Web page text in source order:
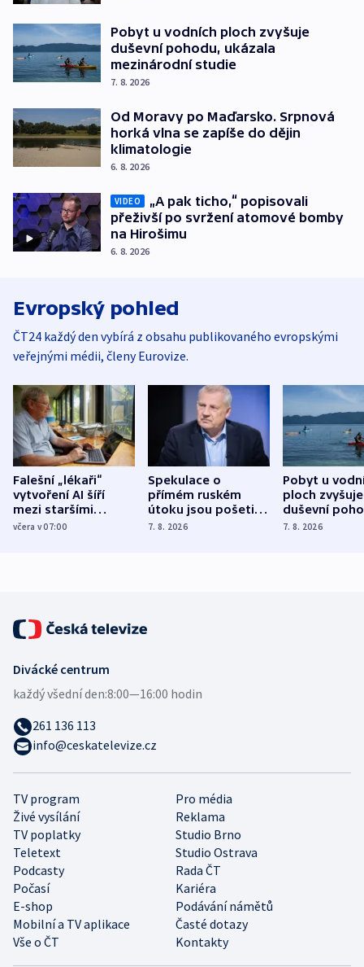
Pobyt u vodních ploch zvyšuje
duševní pohodu, ukázala
mezinárodní studie
7. 8. 2026
Od Moravy po Maďarsko. Srpnová
horká vlna se zapíše do dějin
klimatologie
6. 8. 2026
VIDEO
„A pak ticho,“ popisovali
přeživší po svržení atomové bomby
na Hirošimu
6. 8. 2026
Evropský pohled
ČT24 každý den vybírá z obsahu publikovaného evropskými
veřejnými médii, členy Eurovize.
Falešní „lékaři“
vytvoření AI šíří
mezi staršími
Poláky nebezpečné
včera v 07:00
Spekulace o
přímém ruském
útoku jsou pošetilé,
míní estonský
7. 8. 2026
Pobyt u
ploch zvyšuje
duševní
ukázala
7. 8. 2026
TV program
Pro média
Živé vysílání
Reklama
TV poplatky
Studio Brno
Teletext
Studio Ostrava
Podcasty
Rada ČT
Počasí
Kariéra
E-shop
Podávání námětů
Mobilní a TV aplikace
Časté dotazy
Vše o ČT
Kontakty
Divácké centrum
každý všední den:8:00—16:00 hodin
261 136 113
info@ceskatelevize.cz